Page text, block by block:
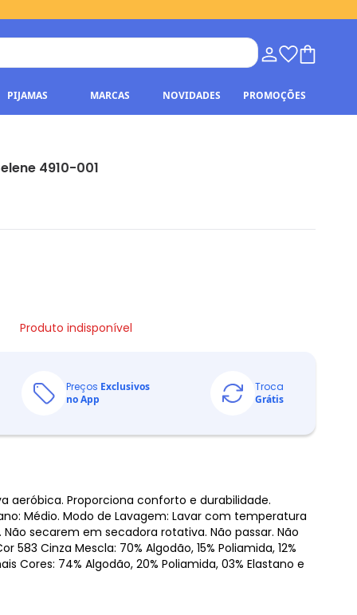
PIJAMAS MARCAS NOVIDADES PROMOÇÕES
4910-001
Produto indisponível
Preços Exclusivos
no App
Troca
Grátis
aeróbica. Proporciona conforto e durabilidade.
Médio. Modo de Lavagem: Lavar com temperatura
secarem em secadora rotativa. Não passar. Não
583 Cinza Mescla: 70% Algodão, 15% Poliamida, 12%
Cores: 74% Algodão, 20% Poliamida, 03% Elastano e